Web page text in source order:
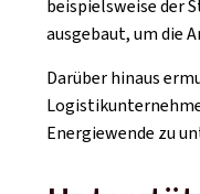
beispielsweise der
ausgebaut, um die
Darüber hinaus
Energiewende zu